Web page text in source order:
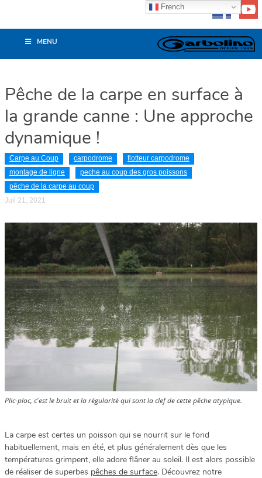
MENU
Pêche de la carpe en surface à
la grande canne : Une approche
dynamique !
Carpe au Coup carpodrome
flotteur carpodrome
montage de ligne
peche au coup des gros poissons
pêche de la carpe au coup
Juil 21, 2021
Plic-ploc, c'est le bruit et la régularité qui sont la clef de cette pêche atypique.
La carpe est certes un poisson qui se nourrit sur le fond
habituellement, mais en été, et plus généralement dès que les
températures grimpent, elle adore flâner au soleil. Il est alors possible
de réaliser de superbes pêches de surface. Découvrez notre
French